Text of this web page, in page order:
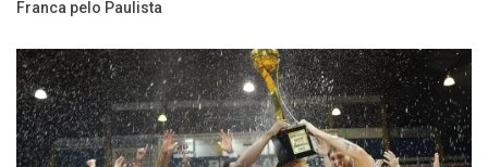
Franca pelo Paulista